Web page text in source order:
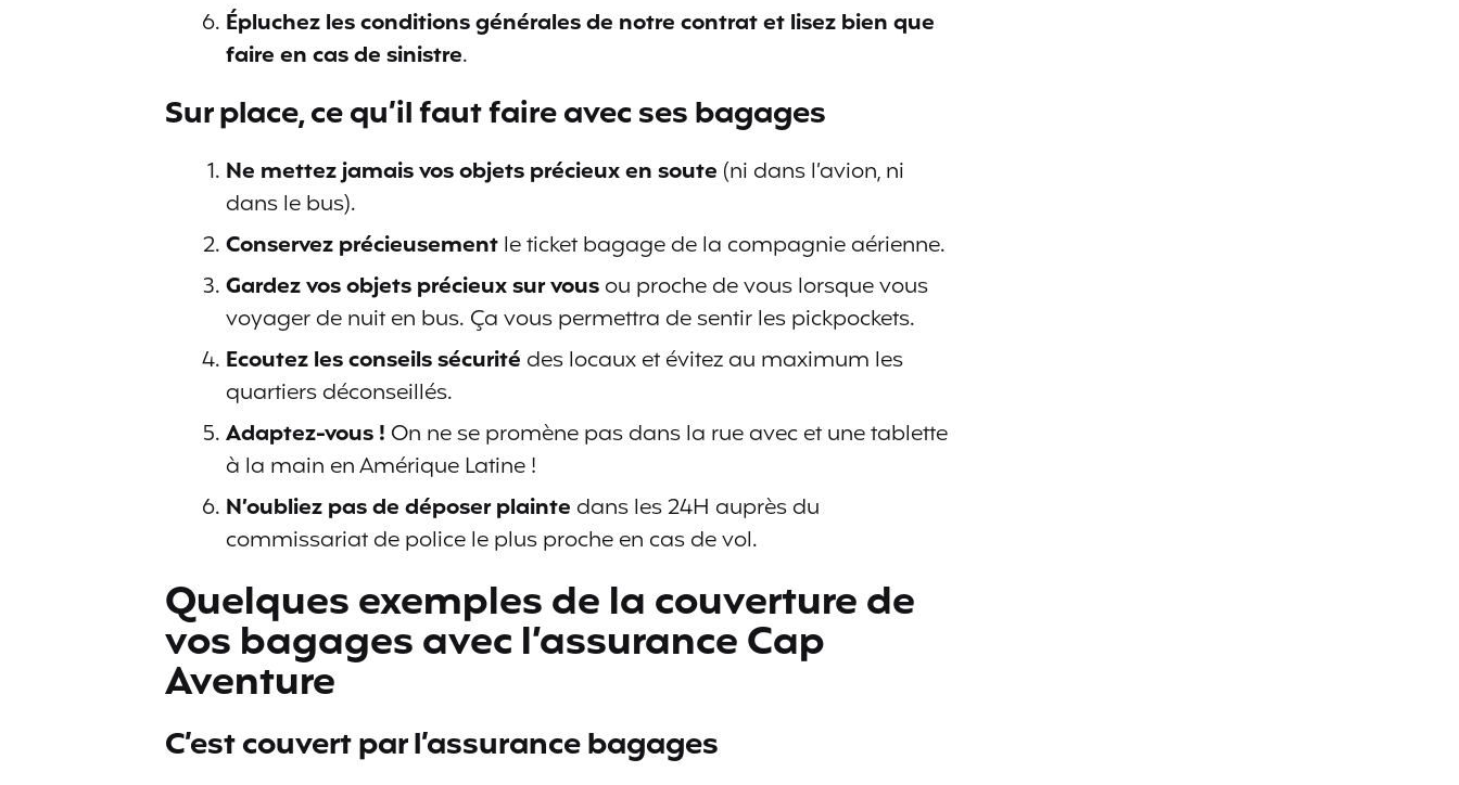
Épluchez les conditions générales de notre contrat et lisez bien que
faire en cas de sinistre.
Sur place, ce qu’il faut faire avec ses bagages
Ne mettez jamais vos objets précieux en soute (ni dans l’avion, ni
dans le bus).
Conservez précieusementle ticket bagage de la compagnie aérienne.
Gardez vos objets précieux sur vousou proche de vous lorsque vous
voyager de nuit en bus. Ça vous permettra de sentir les pickpockets.
Ecoutez les conseils sécuritédes locaux et évitez au maximum les
quartiers déconseillés.
Adaptez-vous ! On ne se promène pas dans la rue avec et une tablette
à la main en Amérique Latine !
N’oubliez pas de déposer plaintedans les 24H auprès du
commissariat de police le plus proche en cas de vol.
Quelques exemples de la couverture de
vos bagages avec l’assurance Cap
Aventure
C’est couvert par l’assurance bagages